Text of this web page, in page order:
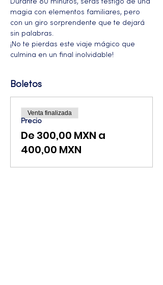
Durante 80 minutos, serás testigo de una
magia con elementos familiares, pero
con un giro sorprendente que te dejará
sin palabras.
¡No te pierdas este viaje mágico que
culmina en un final inolvidable!
Boletos
Precio
De 300,00 MXN a
400,00 MXN
Venta finalizada